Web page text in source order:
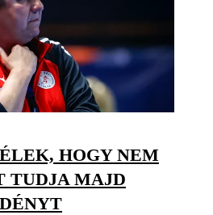
HOGY NEM
TUDJA MAJD